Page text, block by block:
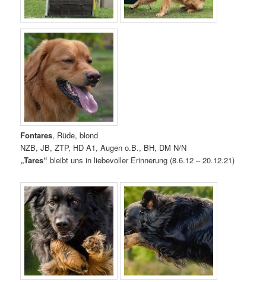
Fontares, Rüde, blond
NZB, JB, ZTP, HD A1, Augen o.B., BH, DM N/N
„Tares“ bleibt uns in liebevoller Erinnerung (8.6.12 – 20.12.21)